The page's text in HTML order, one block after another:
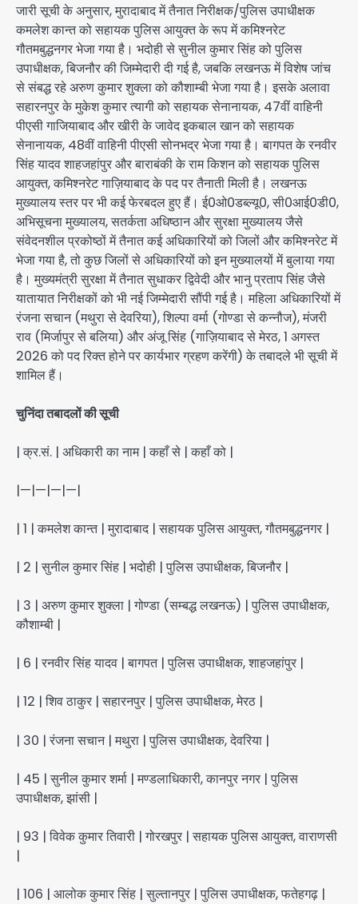
जारी सूची के अनुसार, मुरादाबाद में तैनात निरीक्षक/पुलिस उपाधीक्षक
कमलेश कान्त को सहायक पुलिस आयुक्त के रूप में कमिश्नरेट
गौतमबुद्धनगर भेजा गया है। भदोही से सुनील कुमार सिंह को पुलिस
उपाधीक्षक, बिजनौर की जिम्मेदारी दी गई है, जबकि लखनऊ में विशेष जांच
से संबद्ध रहे अरुण कुमार शुक्ला को कौशाम्बी भेजा गया है। इसके अलावा
सहारनपुर के मुकेश कुमार त्यागी को सहायक सेनानायक, 47वीं वाहिनी
पीएसी गाजियाबाद और खीरी के जावेद इकबाल खान को सहायक
सेनानायक, 48वीं वाहिनी पीएसी सोनभद्र भेजा गया है। बागपत के रनवीर
सिंह यादव शाहजहांपुर और बाराबंकी के राम किशन को सहायक पुलिस
आयुक्त, कमिश्नरेट गाज़ियाबाद के पद पर तैनाती मिली है। लखनऊ
मुख्यालय स्तर पर भी कई फेरबदल हुए हैं। ई0ओ0डब्ल्यू0, सी0आई0डी0,
अभिसूचना मुख्यालय, सतर्कता अधिष्ठान और सुरक्षा मुख्यालय जैसे
संवेदनशील प्रकोष्ठों में तैनात कई अधिकारियों को जिलों और कमिश्नरेट में
भेजा गया है, तो कुछ जिलों से अधिकारियों को इन मुख्यालयों में बुलाया गया
है। मुख्यमंत्री सुरक्षा में तैनात सुधाकर द्विवेदी और भानु प्रताप सिंह जैसे
यातायात निरीक्षकों को भी नई जिम्मेदारी सौंपी गई है। महिला अधिकारियों में
रंजना सचान (मथुरा से देवरिया), शिल्पा वर्मा (गोण्डा से कन्नौज), मंजरी
राव (मिर्जापुर से बलिया) और अंजू सिंह (गाज़ियाबाद से मेरठ, 1 अगस्त
2026 को पद रिक्त होने पर कार्यभार ग्रहण करेंगी) के तबादले भी सूची में
शामिल हैं।
चुनिंदा तबादलों की सूची
| क्र.सं. | अधिकारी का नाम | कहाँ से | कहाँ को |
|—|—|—|—|
| 1 | कमलेश कान्त | मुरादाबाद | सहायक पुलिस आयुक्त, गौतमबुद्धनगर |
| 2 | सुनील कुमार सिंह | भदोही | पुलिस उपाधीक्षक, बिजनौर |
| 3 | अरुण कुमार शुक्ला | गोण्डा (सम्बद्ध लखनऊ) | पुलिस उपाधीक्षक,
कौशाम्बी |
| 6 | रनवीर सिंह यादव | बागपत | पुलिस उपाधीक्षक, शाहजहांपुर |
| 12 | शिव ठाकुर | सहारनपुर | पुलिस उपाधीक्षक, मेरठ |
| 30 | रंजना सचान | मथुरा | पुलिस उपाधीक्षक, देवरिया |
| 45 | सुनील कुमार शर्मा | मण्डलाधिकारी, कानपुर नगर | पुलिस
उपाधीक्षक, झांसी |
| 93 | विवेक कुमार तिवारी | गोरखपुर | सहायक पुलिस आयुक्त, वाराणसी
|
| 106 | आलोक कुमार सिंह | सुल्तानपुर | पुलिस उपाधीक्षक, फतेहगढ़ |